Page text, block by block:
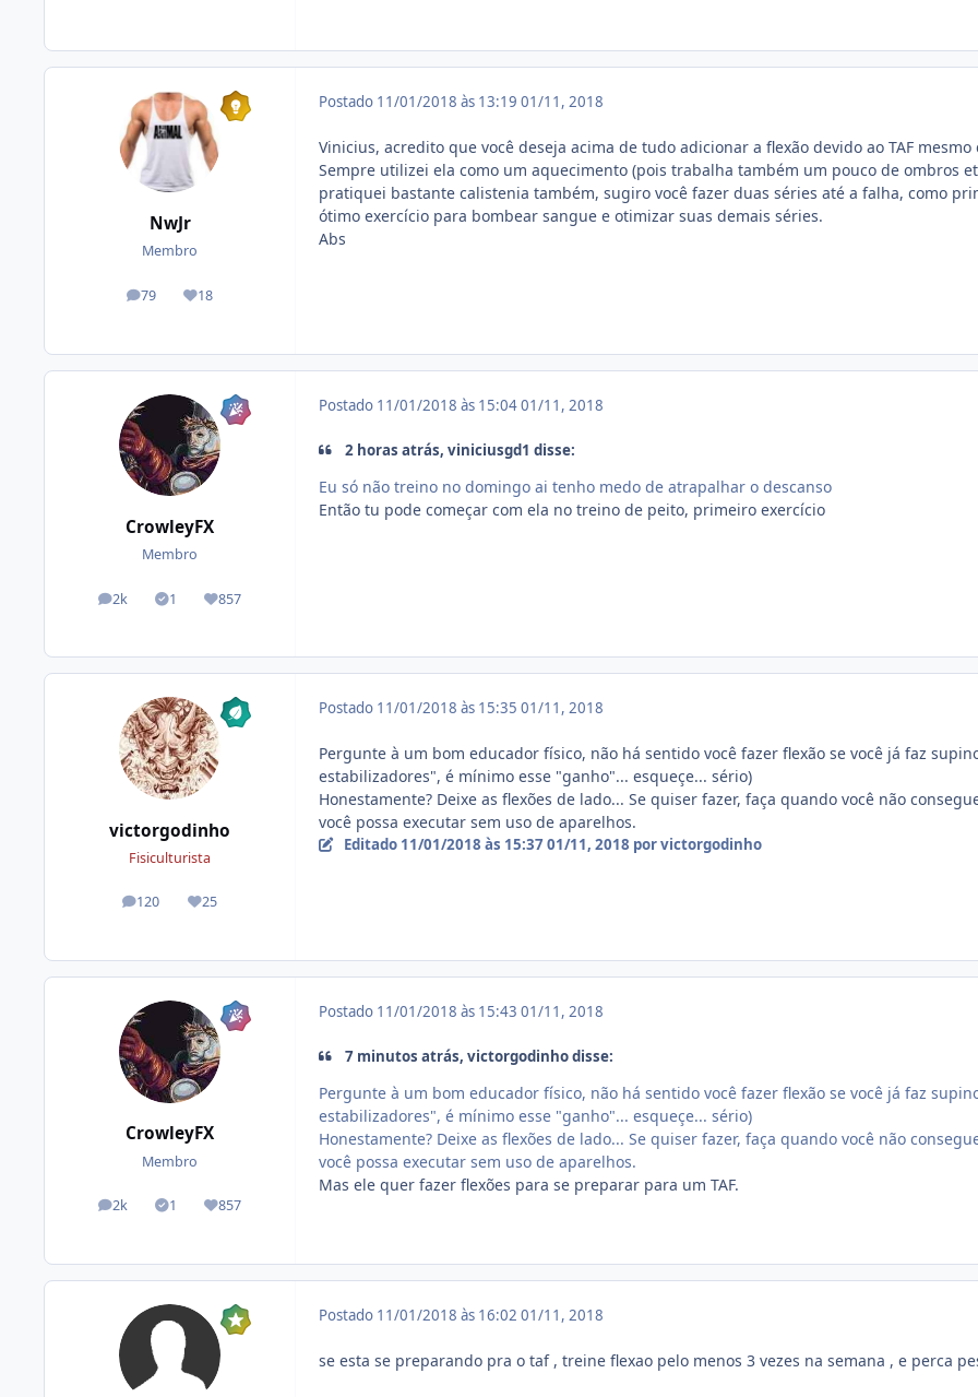
NwJr
Membro
79
posts 18
Reputação
Postado 11/01/2018 às 13:19 01/11, 2018
Vinicius, acredito que você deseja acima de tudo adicionar a flexão devido ao TAF mesmo
Sempre utilizei ela como um aquecimento (pois trabalha também um pouco de ombros
pratiquei bastante calistenia também, sugiro você fazer duas séries até a falha, como
ótimo exercício para bombear sangue e otimizar suas demais séries.
Abs
CrowleyFX
Membro
2k
posts 1
Tópicos solucionados
857
Reputação
Postado 11/01/2018 às 15:0401/11, 2018
2 horas atrás, viniciusgd1 disse:
Eu só não treino no domingo ai tenho medo de atrapalhar o descanso
Então tu pode começar com ela no treino de peito, primeiro exercício
victorgodinho
Fisiculturista
120
posts 25
Reputação
Postado 11/01/2018 às 15:35 01/11, 2018
Pergunte à um bom educador físico, não há sentido você fazer flexão se você já faz
estabilizadores", é mínimo esse "ganho"... esqueçe... sério)
Honestamente? Deixe as flexões de lado... Se quiser fazer, faça quando você não
você possa executar sem uso de aparelhos.
Editado 11/01/2018 às 15:3701/11, 2018 por victorgodinho
CrowleyFX
Membro
2k
posts 1
Tópicos solucionados
857
Reputação
Postado 11/01/2018 às 15:43 01/11, 2018
7 minutos atrás, victorgodinho disse:
Pergunte à um bom educador físico, não há sentido você fazer flexão se você já faz
estabilizadores", é mínimo esse "ganho"... esqueçe... sério)
Honestamente? Deixe as flexões de lado... Se quiser fazer, faça quando você não
você possa executar sem uso de aparelhos.
Mas ele quer fazer flexões para se preparar para um TAF.
Postado 11/01/2018 às 16:02 01/11, 2018
se esta se preparando pra o taf , treine flexao pelo menos 3 vezes na semana , e perca